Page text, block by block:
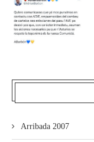
Arribada 2007